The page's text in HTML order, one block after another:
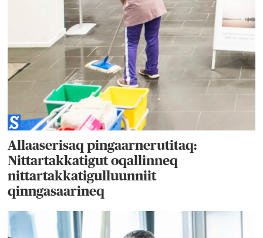
Allaaserisaq pingaarnerutitaq:
Nittartakkatigut oqallinneq
nittartakkatigulluunniit
qinngasaarineq